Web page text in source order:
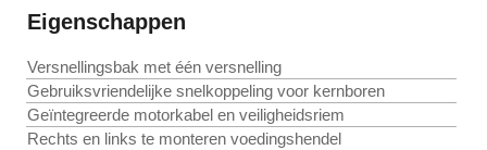
Eigenschappen
Versnellingsbak met één versnelling
Gebruiksvriendelijke snelkoppeling voor kernboren
Geïntegreerde motorkabel en veiligheidsriem
Rechts en links te monteren voedingshendel